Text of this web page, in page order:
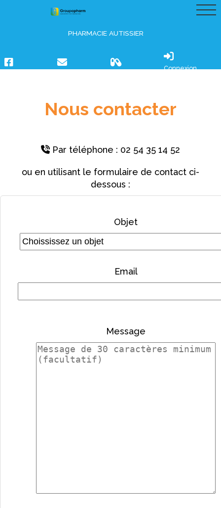
PHARMACIE AUTISSIER
Connexion
Nous contacter
Par téléphone : 02 54 35 14 52
ou en utilisant le formulaire de contact ci-
dessous :
Objet
Email
Message